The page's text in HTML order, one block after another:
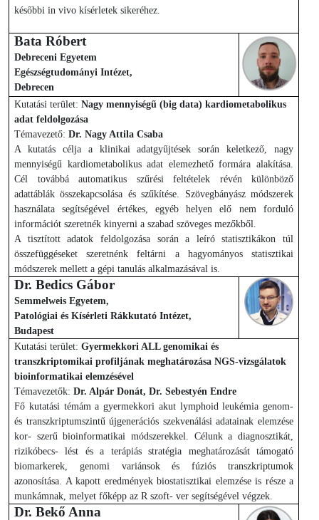
későbbi in vivo kísérletek sikeréhez.
Bata Róbert
Debreceni Egyetem
Egészségtudományi Intézet,
Debrecen
Kutatási terület: Nagy mennyiségű (big data) kardiometabolikus
adat feldolgozása
Témavezető: Dr. Nagy Attila Csaba
A kutatás célja a klinikai adatgyűjtések során keletkező, nagy
mennyiségű kardiometabolikus adat elemezhető formára alakítása.
Cél továbbá automatikus szűrési feltételek révén különböző
adattáblák összekapcsolása és szűkítése. Szövegbányász módszerek
használata segítségével értékes, egyéb helyen elő nem forduló
információt szeretnék kinyerni a szabad szöveges mezőkből.
A tisztított adatok feldolgozása során a leíró statisztikákon túl
összefüggéseket szeretnénk feltárni a hagyományos statisztikai
módszerek mellett a gépi tanulás alkalmazásával is.
Dr. Bedics Gábor
Semmelweis Egyetem,
Patológiai és Kísérleti Rákkutató Intézet,
Budapest
Kutatási terület: Gyermekkori ALL genomikai és
transzkriptomikai profiljának meghatározása NGS-vizsgálatok
bioinformatikai elemzésével
Témavezetők: Dr. Alpár Donát, Dr. Sebestyén Endre
Fő kutatási témám a gyermekkori akut lymphoid leukémia genom-
és transzkriptumszintű újgenerációs szekvenálási adatainak elemzése
kor- szerű bioinformatikai módszerekkel. Célunk a diagnosztikát,
rizikóbecs- lést és a terápiás stratégia meghatározását támogató
biomarkerek, genomi variánsok és fúziós transzkriptumok
azonosítása. A kapott eredmények biostatisztikai elemzése is része a
munkámnak, melyet főképp az R szoft- ver segítségével végzek.
Dr. Bekő Anna